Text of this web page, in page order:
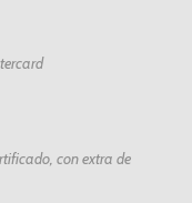
con extra de